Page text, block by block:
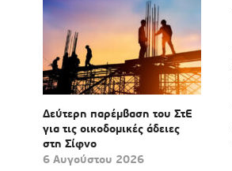
Δεύτερη παρέμβαση του ΣτΕ
για τις οικοδομικές άδειες
στη Σίφνο
6 Αυγούστου 2026